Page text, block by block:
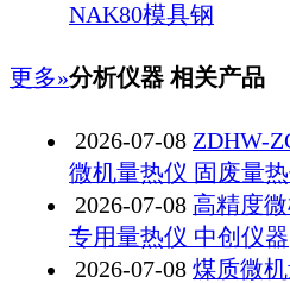
NAK80模具钢
更多»分析仪器 相关产品
2026-07-08 ZDHW-
微机量热仪 固废量
2026-07-08 高精度
专用量热仪 中创仪器
2026-07-08 煤质微